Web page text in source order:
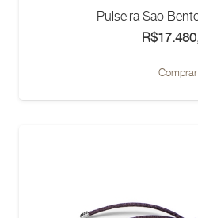
Pulseira Sao
R$
Comprar